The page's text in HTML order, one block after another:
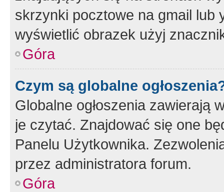
skrzynki pocztowe na gmail lub
wyświetlić obrazek użyj
Góra
Czym są globalne
Globalne ogłoszenia zawierają
je czytać. Znajdować się one
Panelu Użytkownika.
przez administratora forum.
Góra